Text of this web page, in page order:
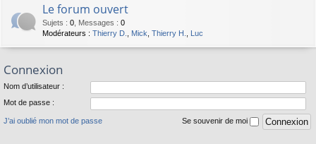
Le forum ouvert
Sujets : 0 Messages : 0
Modérateurs : Thierry D. Mick Thierry H. Luc
Connexion
Nom d’utilisateur :
Mot de passe :
J’ai oublié mon mot de passe Se souvenir de moi